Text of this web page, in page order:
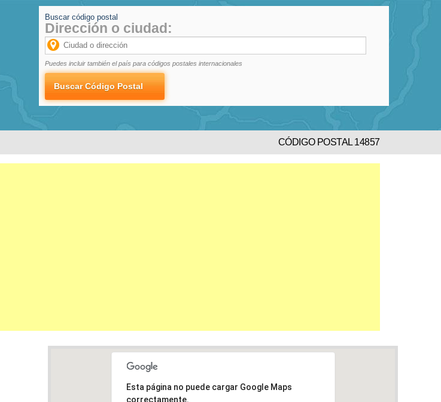
Buscar código postal
Dirección o ciudad:
Puedes incluir también el país para códigos postales internacionales
CÓDIGO POSTAL 14857
Esta página no puede cargar Google Maps
correctamente.